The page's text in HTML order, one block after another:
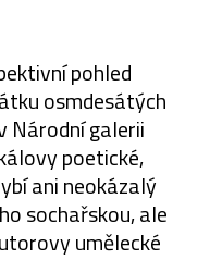
pohled
osmdesátých
Národní galerii
poetické,
ani neokázalý
sochařskou, ale
umělecké